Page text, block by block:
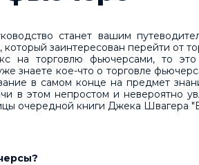
станет вашим
который заинтересован перейти от
на торговлю фьючерсами, то
знаете кое-что о торговле
в самом конце на предмет
в этом непростом и невероятно
очередной книги Джека Швагера